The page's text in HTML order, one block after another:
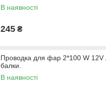
В наявності
245 ₴
Проводка для фар 2*100 W 12V
балки.
В наявності